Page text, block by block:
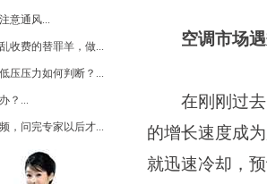
意通风...
收费的替罪羊，做...
压压力如何判断？...
？...
，问完专家以后才...
空调市场
在刚刚过去
的增长速度成
就迅速冷却，